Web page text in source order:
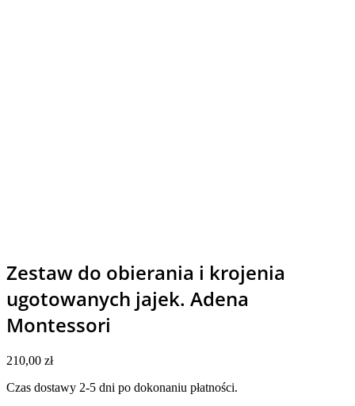
Zestaw do obierania i krojenia
ugotowanych jajek. Adena
Montessori
210,00 zł
Czas dostawy 2-5 dni po dokonaniu płatności.